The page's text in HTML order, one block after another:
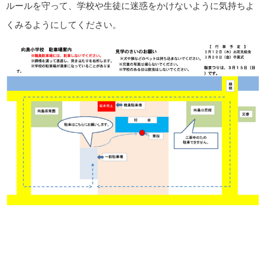
ルールを守って、学校や生徒に迷惑をかけないように気持ちよ
くみるようにしてください。